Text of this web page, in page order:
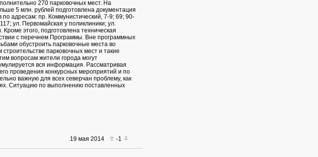
270 парковочных мест. На
5 млн. рублей подготовлена документация
адресам: пр. Коммунистический, 7-9; 69; 90-
ул. Первомайская у поликлиники; ул.
этого, подготовлена техническая
с перечнем Программы. Вне программных
обустроить парковочные места во
парковочных мест и такие
вопросам жители города могут
вся информация. Рассматривая
проведения конкурсных мероприятий и по
важную для всех северчан проблему, как
Ситуацию по выполнению поставленных
19 мая 2014 -1